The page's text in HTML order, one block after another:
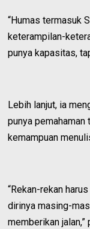
“Humas termasuk
keterampilan-
punya kapasitas,
Lebih lanjut, ia
punya
kemampuan
“Rekan-rekan
dirinya masing-
memberikan jalan,”